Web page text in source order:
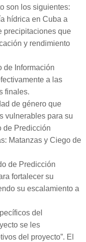
son los siguientes:
hídrica en Cuba a
precipitaciones que
y rendimiento
de Información
a las
finales.
de género que
vulnerables para su
de Predicción
Matanzas y Ciego de
de Predicción
fortalecer su
su escalamiento a
del
se les
del proyecto”. El